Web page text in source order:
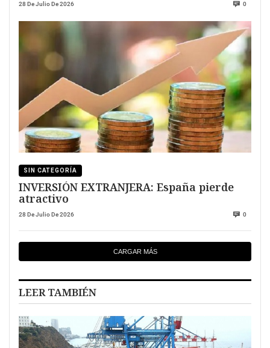
28 De Julio De 2026 0
SIN CATEGORÍA
INVERSIÓN EXTRANJERA: España pierde
atractivo
28 De Julio De 2026 0
CARGAR MÁS
LEER TAMBIÉN